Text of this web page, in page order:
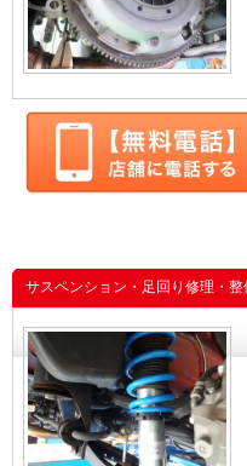
サスペンション・足回り修理・整